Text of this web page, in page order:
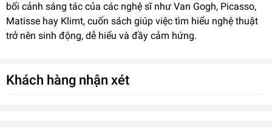
bối cảnh sáng tác của các nghệ sĩ như Van Gogh, Picasso,
Matisse hay Klimt, cuốn sách giúp việc tìm hiểu nghệ thuật
trở nên sinh động, dễ hiểu và đầy cảm hứng.
Khách hàng nhận xét